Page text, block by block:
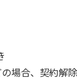
合、契約解